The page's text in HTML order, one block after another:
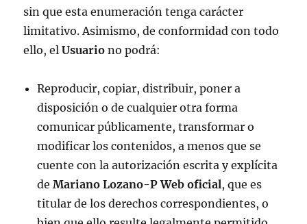
sin que esta enumeración tenga carácter
limitativo. Asimismo, de conformidad con todo
ello, elUsuario no podrá:
Reproducir, copiar, distribuir, poner a
disposición o de cualquier otra forma
comunicar públicamente, transformar o
modificar los contenidos, a menos que se
cuente con la autorización escrita y explícita
deMariano Lozano-P Web oficial, que es
titular de los derechos correspondientes, o